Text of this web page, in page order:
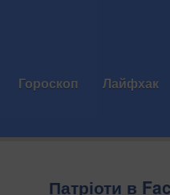
Гороскоп Лайфхак
Патріоти в